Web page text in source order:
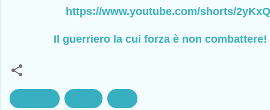
https://www.youtube.com/shorts/
Il guerriero la cui forza è non com battere!